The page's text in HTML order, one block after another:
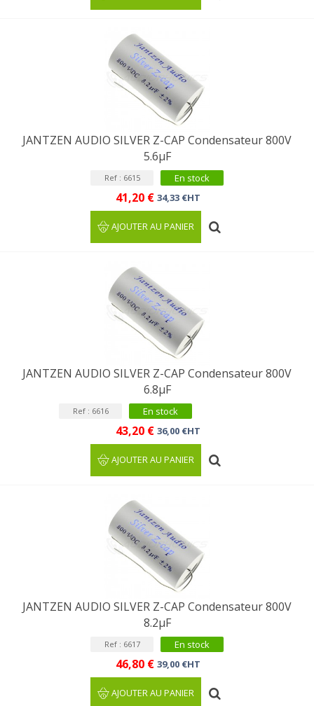
JANTZEN AUDIO SILVER Z-CAP Condensateur 800V
5.6µF
Ref : 6615 En stock
41,20 € 34,33 €HT
AJOUTER AU PANIER
JANTZEN AUDIO SILVER Z-CAP Condensateur 800V
6.8µF
Ref : 6616 En stock
43,20 € 36,00 €HT
AJOUTER AU PANIER
JANTZEN AUDIO SILVER Z-CAP Condensateur 800V
8.2µF
Ref : 6617 En stock
46,80 € 39,00 €HT
AJOUTER AU PANIER